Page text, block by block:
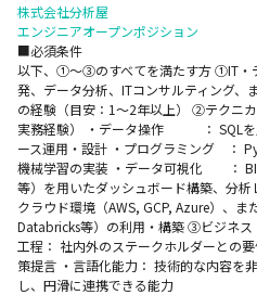
株式会社分析屋
エンジニアオープンポジション
■必須条件
以下、①〜③のすべてを満たす方 ①IT・
発、データ分析、ITコンサルティング、
の経験（目安：1～2年以上） ②テクニ
実務経験） ・データ操作 ： SQLを
ース運用・設計 ・プログラミング ：
機械学習の実装 ・データ可視化 ： BI
等）を用いたダッシュボード構築、分析
クラウド環境（AWS, GCP, Azure）、
Databricks等）の利用・構築 ③ビジネ
工程： 社内外のステークホルダーとの
策提言 ・言語化能力： 技術的な内容を
し、円滑に連携できる能力